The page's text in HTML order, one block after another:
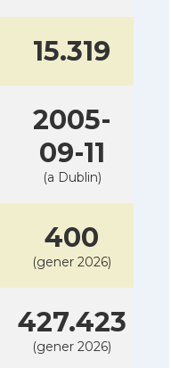
15.319
2005-
09-11
(a Dublin)
400
(gener 2026)
427.423
(gener 2026)